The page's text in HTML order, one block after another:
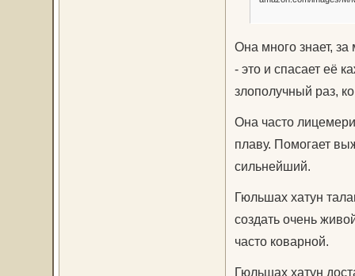
Она много знает,
- это и спасает её
злополучный раз,
Она часто
плаву. Помогает
сильнейший.
Гюльшах хатун
создать очень
часто коварной.
Гюльшах хатун